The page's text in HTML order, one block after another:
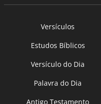
Versículos
Estudos Bíblicos
Versículo do Dia
Palavra do Dia
Antigo Testamento